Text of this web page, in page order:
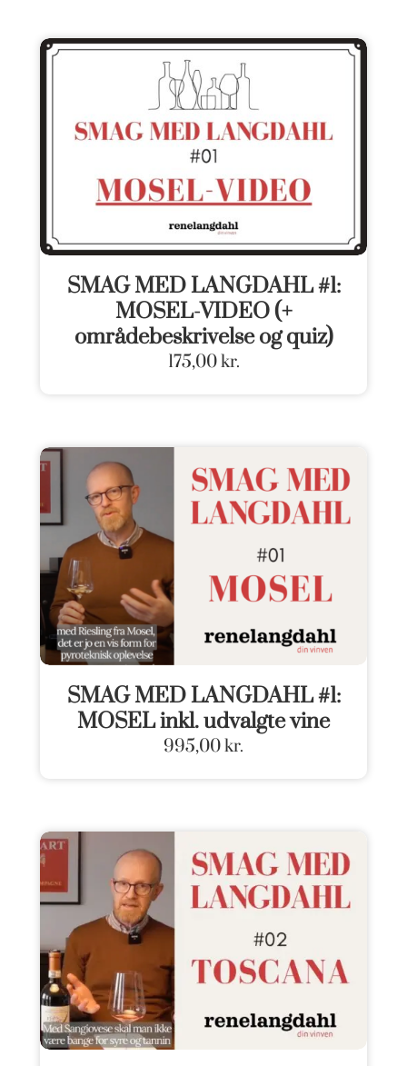
SMAG MED LANGDAHL #1:
MOSEL-VIDEO (+
områdebeskrivelse og quiz)
175,00kr.
SMAG MED LANGDAHL #1:
MOSEL inkl. udvalgte vine
995,00kr.